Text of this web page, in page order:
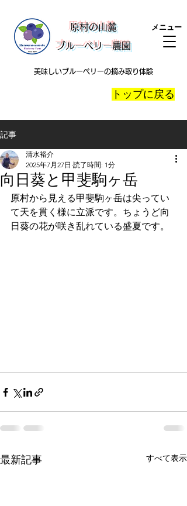
​原村の山麓
ブルーベリー農園
メニュー
美味しいブルーベリーの摘み取り体験
​トップに戻る
記事
向日葵と甲斐駒ヶ岳
清水裕介
2025年7月27日 読了時間: 1分
原村から見える甲斐駒ヶ岳は尖ってい
て天を貫く様に立派です。ちょうど向
日葵の花が咲き乱れている盛夏です。
最新記事 すべて表示